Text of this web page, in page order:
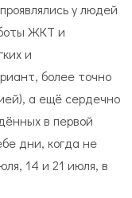
у людей
ЖКТ и
и
более точно
а ещё сердечно
в первой
дни, когда не
14 и 21 июля, в